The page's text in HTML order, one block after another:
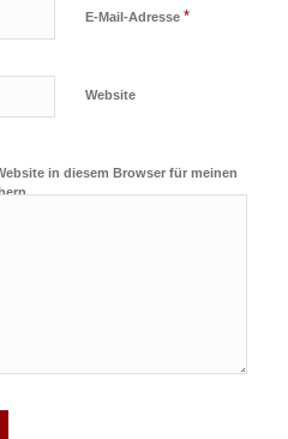
E-Mail-Adresse *
Website
in diesem Browser für meinen